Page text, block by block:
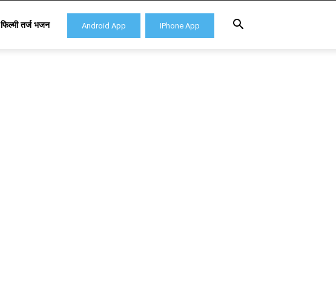
Android App IPhone App
फिल्मी तर्ज भजन